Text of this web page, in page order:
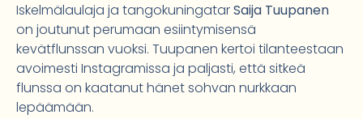
Iskelmälaulaja ja tangokuningatarSaija Tuupanen
on joutunut perumaan esiintymisensä
kevätflunssan vuoksi. Tuupanen kertoi tilanteestaan
avoimesti Instagramissa ja paljasti, että sitkeä
flunssa on kaatanut hänet sohvan nurkkaan
lepäämään.